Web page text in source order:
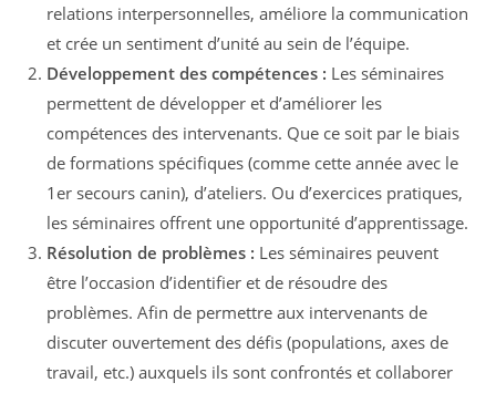
relations interpersonnelles, améliore la communication
et crée un sentiment d’unité au sein de l’équipe.
Développement des compétences : Les séminaires
permettent de développer et d’améliorer les
compétences des intervenants. Que ce soit par le biais
de formations spécifiques (comme cette année avec le
1er secours canin), d’ateliers. Ou d’exercices pratiques,
les séminaires offrent une opportunité d’apprentissage.
Résolution de problèmes : Les séminaires peuvent
être l’occasion d’identifier et de résoudre des
problèmes. Afin de permettre aux intervenants de
discuter ouvertement des défis (populations, axes de
travail, etc.) auxquels ils sont confrontés et collaborer